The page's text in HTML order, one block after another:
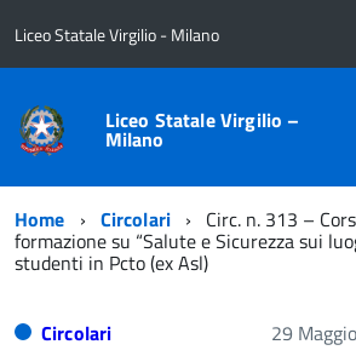
Liceo Statale Virgilio - Milano
Liceo Statale Virgilio –
Milano
Home Circolari Circ. n. 313 –
formazione su “Salute e Sicurezza sui
studenti in Pcto (ex Asl)
Circolari 29